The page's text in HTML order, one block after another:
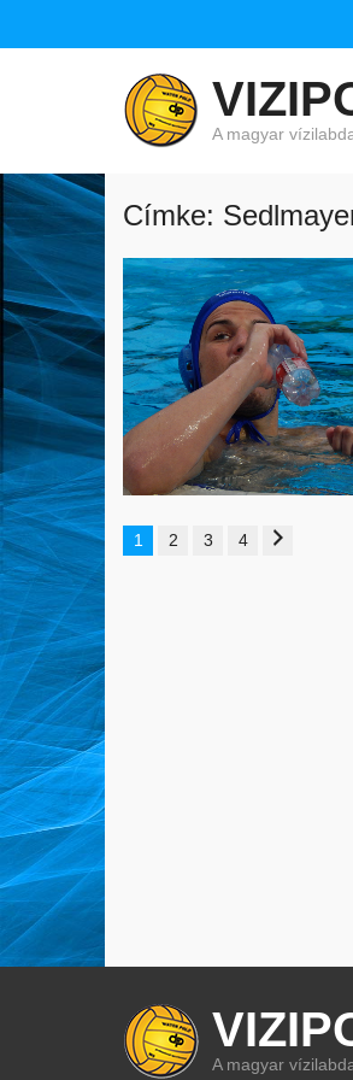
A magyar
Címke:
1 2 3 4
A magyar